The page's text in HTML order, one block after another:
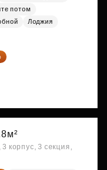
потом
Лоджия
корпус, 3 секция,